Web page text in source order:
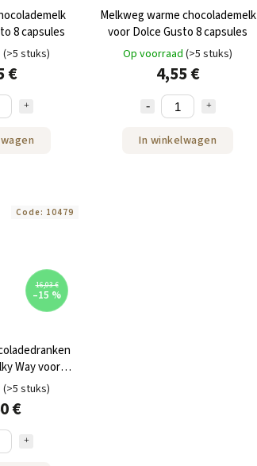
8 capsules
(>5 stuks)
€
Melkweg warme chocolademelk
voor Dolce Gusto 8 capsules
Op voorraad (>5 stuks)
4,55 €
In winkelwagen
16,03 €
–15 %
Way voor
capsules
(>5 stuks)
€
Code: 10479